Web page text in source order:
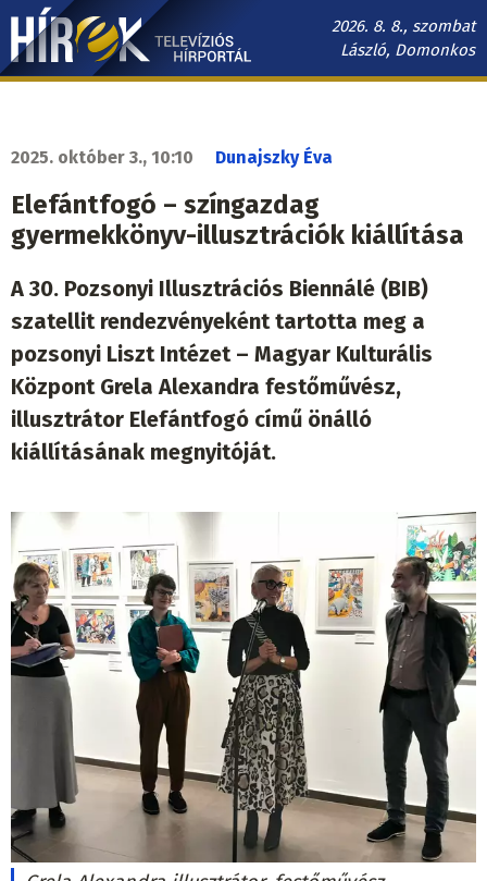
Ugrás
tartalomra
2026. 8. 8., szombat
László, Domonkos
Hírek.sk
navigáció
2025. október 3., 10:10 Dunajszky Éva
Elefántfogó – színgazdag
gyermekkönyv-illusztrációk kiállítása
A 30. Pozsonyi Illusztrációs Biennálé (BIB)
szatellit rendezvényeként tartotta meg a
pozsonyi Liszt Intézet – Magyar Kulturális
Központ Grela Alexandra festőművész,
illusztrátor Elefántfogó című önálló
kiállításának megnyitóját.